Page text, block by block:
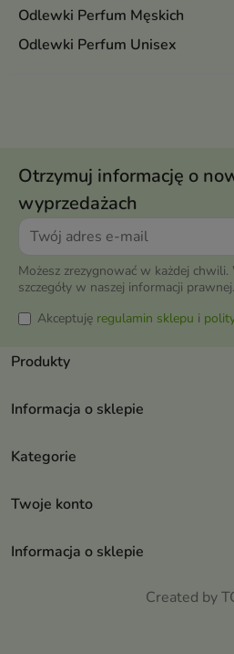
Odlewki Perfum Męskich
Odlewki Perfum Unisex
Otrzymuj informację o
wyprzedażach
Możesz zrezygnować w każdej
szczegóły w naszej informacji prawnej.
Akceptuję regulamin sklepu i
Produkty
Informacja o sklepie
Kategorie
Twoje konto
Informacja o sklepie
Created by